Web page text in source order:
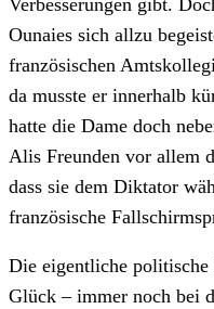
Ounaies sich allzu
französischen
da musste er innerhalb
hatte die Dame doch
Alis Freunden vor allem
dass sie dem Diktator
französische
Die eigentliche
Glück – immer noch bei